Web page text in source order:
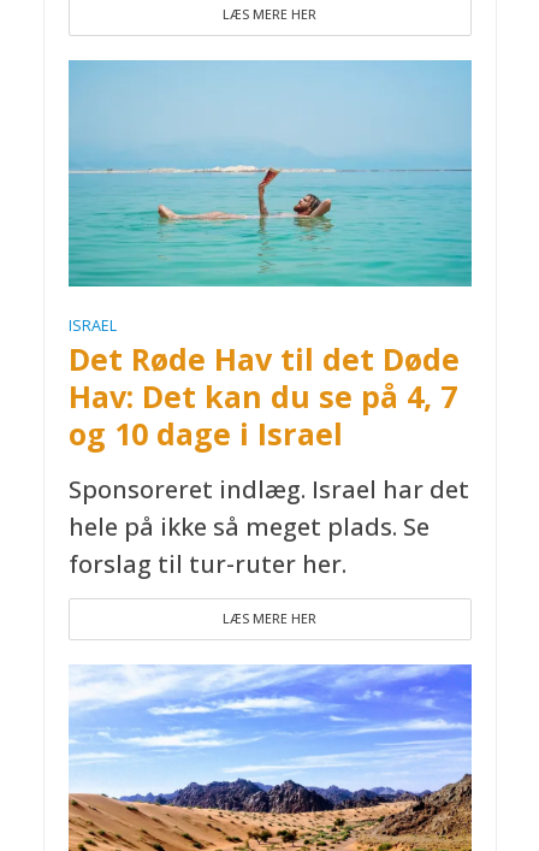
LÆS MERE HER
ISRAEL
Det Røde Hav til det Døde
Hav: Det kan du se på 4, 7
og 10 dage i Israel
Sponsoreret indlæg. Israel har det
hele på ikke så meget plads. Se
forslag til tur-ruter her.
LÆS MERE HER